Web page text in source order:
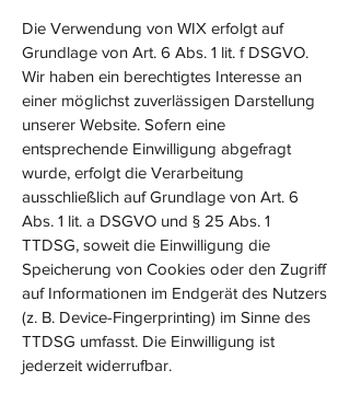
Die Verwendung von WIX erfolgt auf
Grundlage von Art. 6 Abs. 1 lit. f DSGVO.
Wir haben ein berechtigtes Interesse an
einer möglichst zuverlässigen Darstellung
unserer Website. Sofern eine
entsprechende Einwilligung abgefragt
wurde, erfolgt die Verarbeitung
ausschließlich auf Grundlage von Art. 6
Abs. 1 lit. a DSGVO und § 25 Abs. 1
TTDSG, soweit die Einwilligung die
Speicherung von Cookies oder den Zugriff
auf Informationen im Endgerät des Nutzers
(z. B. Device-Fingerprinting) im Sinne des
TTDSG umfasst. Die Einwilligung ist
jederzeit widerrufbar.